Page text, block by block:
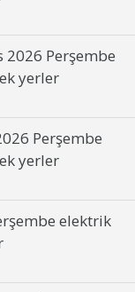
Perşembe
yerler
Perşembe
yerler
elektrik